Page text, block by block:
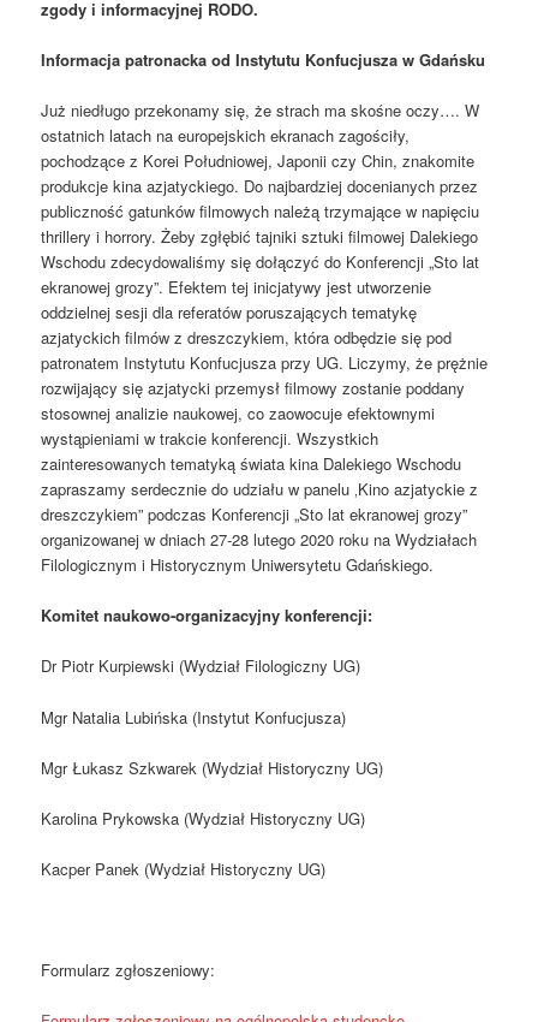
zgody i informacyjnej RODO.
Informacja patronacka od Instytutu Konfucjusza w Gdańsku
Już niedługo przekonamy się, że strach ma skośne oczy…. W
ostatnich latach na europejskich ekranach zagościły,
pochodzące z Korei Południowej, Japonii czy Chin, znakomite
produkcje kina azjatyckiego. Do najbardziej docenianych przez
publiczność gatunków filmowych należą trzymające w napięciu
thrillery i horrory. Żeby zgłębić tajniki sztuki filmowej Dalekiego
Wschodu zdecydowaliśmy się dołączyć do Konferencji „Sto lat
ekranowej grozy”. Efektem tej inicjatywy jest utworzenie
oddzielnej sesji dla referatów poruszających tematykę
azjatyckich filmów z dreszczykiem, która odbędzie się pod
patronatem Instytutu Konfucjusza przy UG. Liczymy, że prężnie
rozwijający się azjatycki przemysł filmowy zostanie poddany
stosownej analizie naukowej, co zaowocuje efektownymi
wystąpieniami w trakcie konferencji. Wszystkich
zainteresowanych tematyką świata kina Dalekiego Wschodu
zapraszamy serdecznie do udziału w panelu ‚Kino azjatyckie z
dreszczykiem” podczas Konferencji „Sto lat ekranowej grozy”
organizowanej w dniach 27-28 lutego 2020 roku na Wydziałach
Filologicznym i Historycznym Uniwersytetu Gdańskiego.
Komitet naukowo-organizacyjny konferencji:
Dr Piotr Kurpiewski (Wydział Filologiczny UG)
Mgr Natalia Lubińska (Instytut Konfucjusza)
Mgr Łukasz Szkwarek (Wydział Historyczny UG)
Karolina Prykowska (Wydział Historyczny UG)
Kacper Panek (Wydział Historyczny UG)
Formularz zgłoszeniowy: